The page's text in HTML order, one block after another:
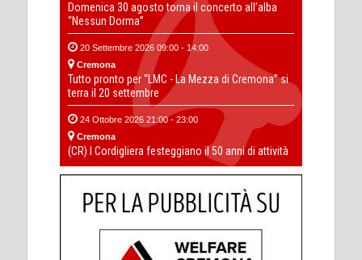
Domenica 30 agosto torna il concerto all’alba
“Nessun Dorma”
20 Settembre 2026 09:00 - 14:00
Cremona
Tutto pronto per “LMC - La Mezza di Cremona” si
terra il 20 settembre
24 Ottobre 2026 21:00 - 23:00
Cremona
(CR) I Cordigliera festeggiano il 50 anni di attività